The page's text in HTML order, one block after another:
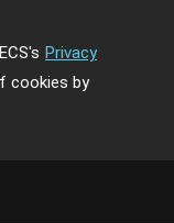
Privacy
cookies by